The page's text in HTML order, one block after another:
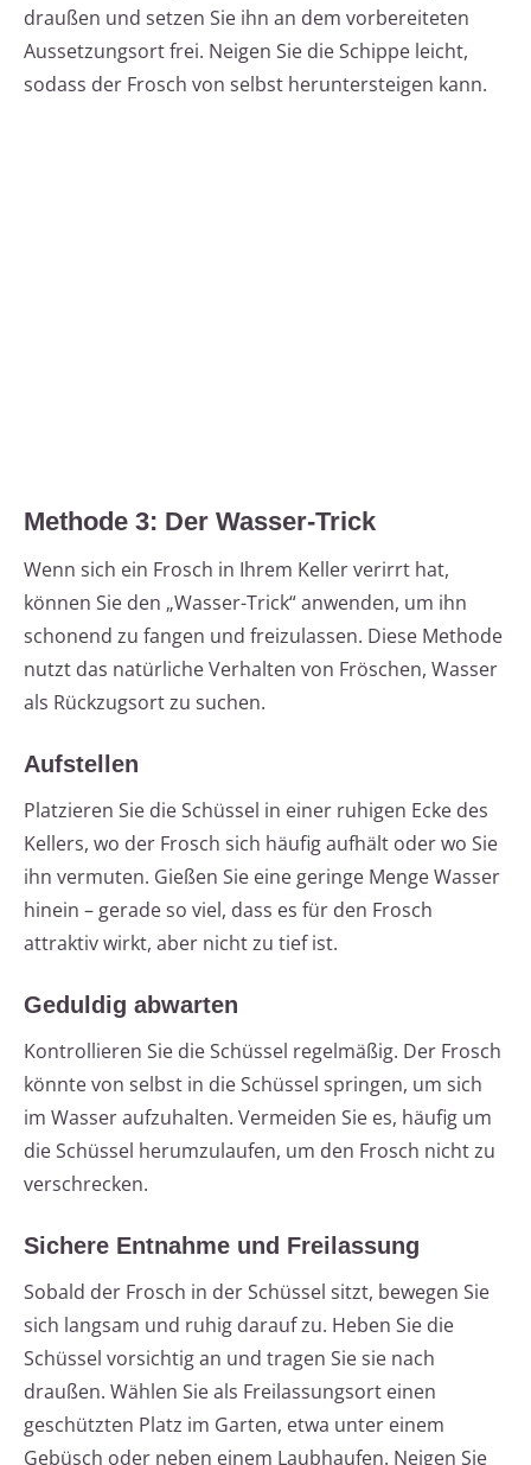
draußen und setzen Sie ihn an dem vorbereiteten
Aussetzungsort frei. Neigen Sie die Schippe leicht,
sodass der Frosch von selbst heruntersteigen kann.
Methode 3: Der Wasser-Trick
Wenn sich ein Frosch in Ihrem Keller verirrt hat,
können Sie den „Wasser-Trick“ anwenden, um ihn
schonend zu fangen und freizulassen. Diese Methode
nutzt das natürliche Verhalten von Fröschen, Wasser
als Rückzugsort zu suchen.
Aufstellen
Platzieren Sie die Schüssel in einer ruhigen Ecke des
Kellers, wo der Frosch sich häufig aufhält oder wo Sie
ihn vermuten. Gießen Sie eine geringe Menge Wasser
hinein – gerade so viel, dass es für den Frosch
attraktiv wirkt, aber nicht zu tief ist.
Geduldig abwarten
Kontrollieren Sie die Schüssel regelmäßig. Der Frosch
könnte von selbst in die Schüssel springen, um sich
im Wasser aufzuhalten. Vermeiden Sie es, häufig um
die Schüssel herumzulaufen, um den Frosch nicht zu
verschrecken.
Sichere Entnahme und Freilassung
Sobald der Frosch in der Schüssel sitzt, bewegen Sie
sich langsam und ruhig darauf zu. Heben Sie die
Schüssel vorsichtig an und tragen Sie sie nach
draußen. Wählen Sie als Freilassungsort einen
geschützten Platz im Garten, etwa unter einem
Gebüsch oder neben einem Laubhaufen. Neigen Sie